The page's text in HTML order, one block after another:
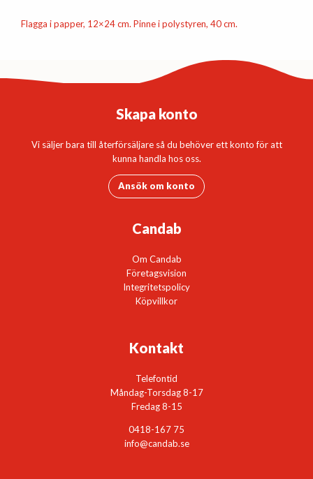
Flagga i papper, 12×24 cm. Pinne i polystyren, 40 cm.
Skapa konto
Vi säljer bara till återförsäljare så du behöver ett konto för att
kunna handla hos oss.
Ansök om konto
Candab
Om Candab
Företagsvision
Integritetspolicy
Köpvillkor
Kontakt
Telefontid
Måndag-Torsdag 8-17
Fredag 8-15
0418-167 75
info@candab.se